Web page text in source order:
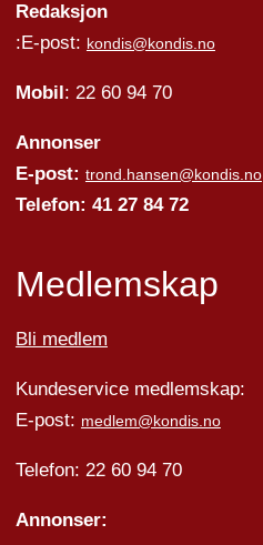
Redaksjon
:E-post: kondis@kondis.no
Mobil: 22 60 94 70
Annonser
E-post: trond.hansen@kondis.no
Telefon: 41 27 84 72
Medlemskap
Bli medlem
Kundeservice medlemskap:
E-post: medlem@kondis.no
Telefon: 22 60 94 70
Annonser: